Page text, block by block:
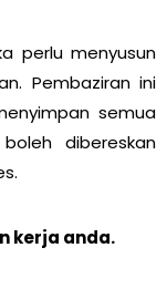
perlu menyusun
Pembaziran ini
semua
dibereskan
kerja anda.